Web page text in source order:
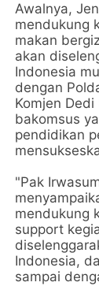
Awalnya,
mendukung
makan
akan
Indonesia
dengan
Komjen
bakomsus
pendidikan
"Pak
mendukung
support
Indonesia,
sampai